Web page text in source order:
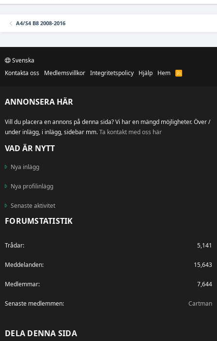
A4/S4 B8 2008-2016
Svenska
Kontakta oss
Medlemsvillkor Integritetspolicy Hjälp Hem
R
ANNONSERA HÄR
Vill du placera en annons på denna sida? Vi har en mängd möjligheter. Över /
under inlägg, i inlägg, sidebar mm.Ta kontakt med oss här
VAD ÄR NYTT
Nya inlägg
Nya profilinlägg
Senaste aktivitet
FORUMSTATISTIK
Trådar 5,141
Meddelanden 15,643
Medlemmar 7,644
Senaste medlemmen Cartman
DELA DENNA SIDA